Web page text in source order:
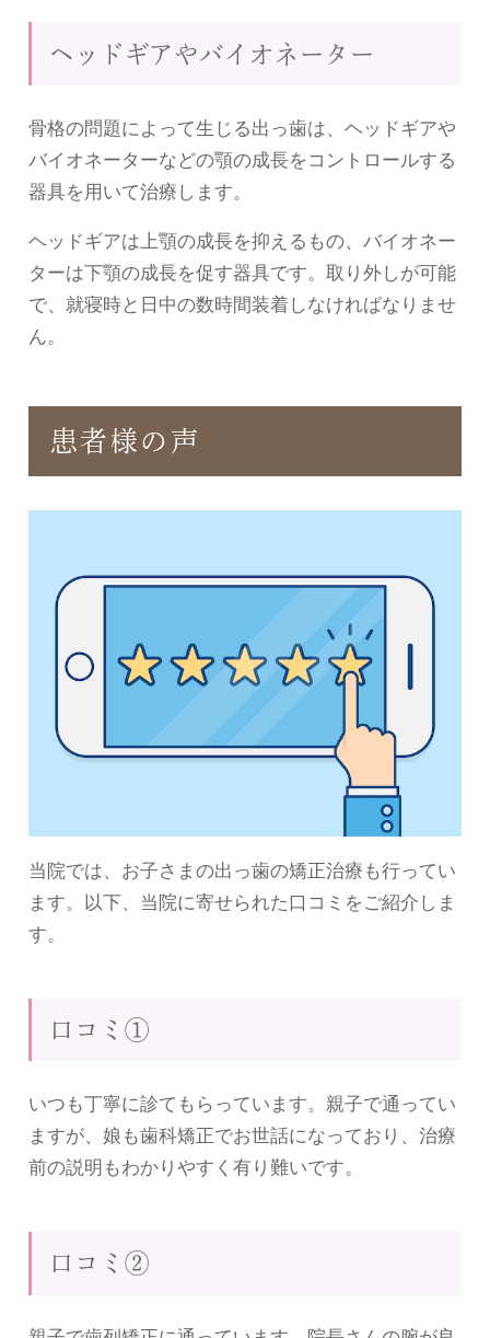
ヘッドギアやバイオネーター
骨格の問題によって生じる出っ歯は、ヘッドギアや
バイオネーターなどの顎の成長をコントロールする
器具を用いて治療します。
ヘッドギアは上顎の成長を抑えるもの、バイオネー
ターは下顎の成長を促す器具です。取り外しが可能
で、就寝時と日中の数時間装着しなければなりませ
ん。
患者様の声
当院では、お子さまの出っ歯の矯正治療も行ってい
ます。以下、当院に寄せられた口コミをご紹介しま
す。
口コミ①
いつも丁寧に診てもらっています。親子で通ってい
ますが、娘も歯科矯正でお世話になっており、治療
前の説明もわかりやすく有り難いです。
口コミ②